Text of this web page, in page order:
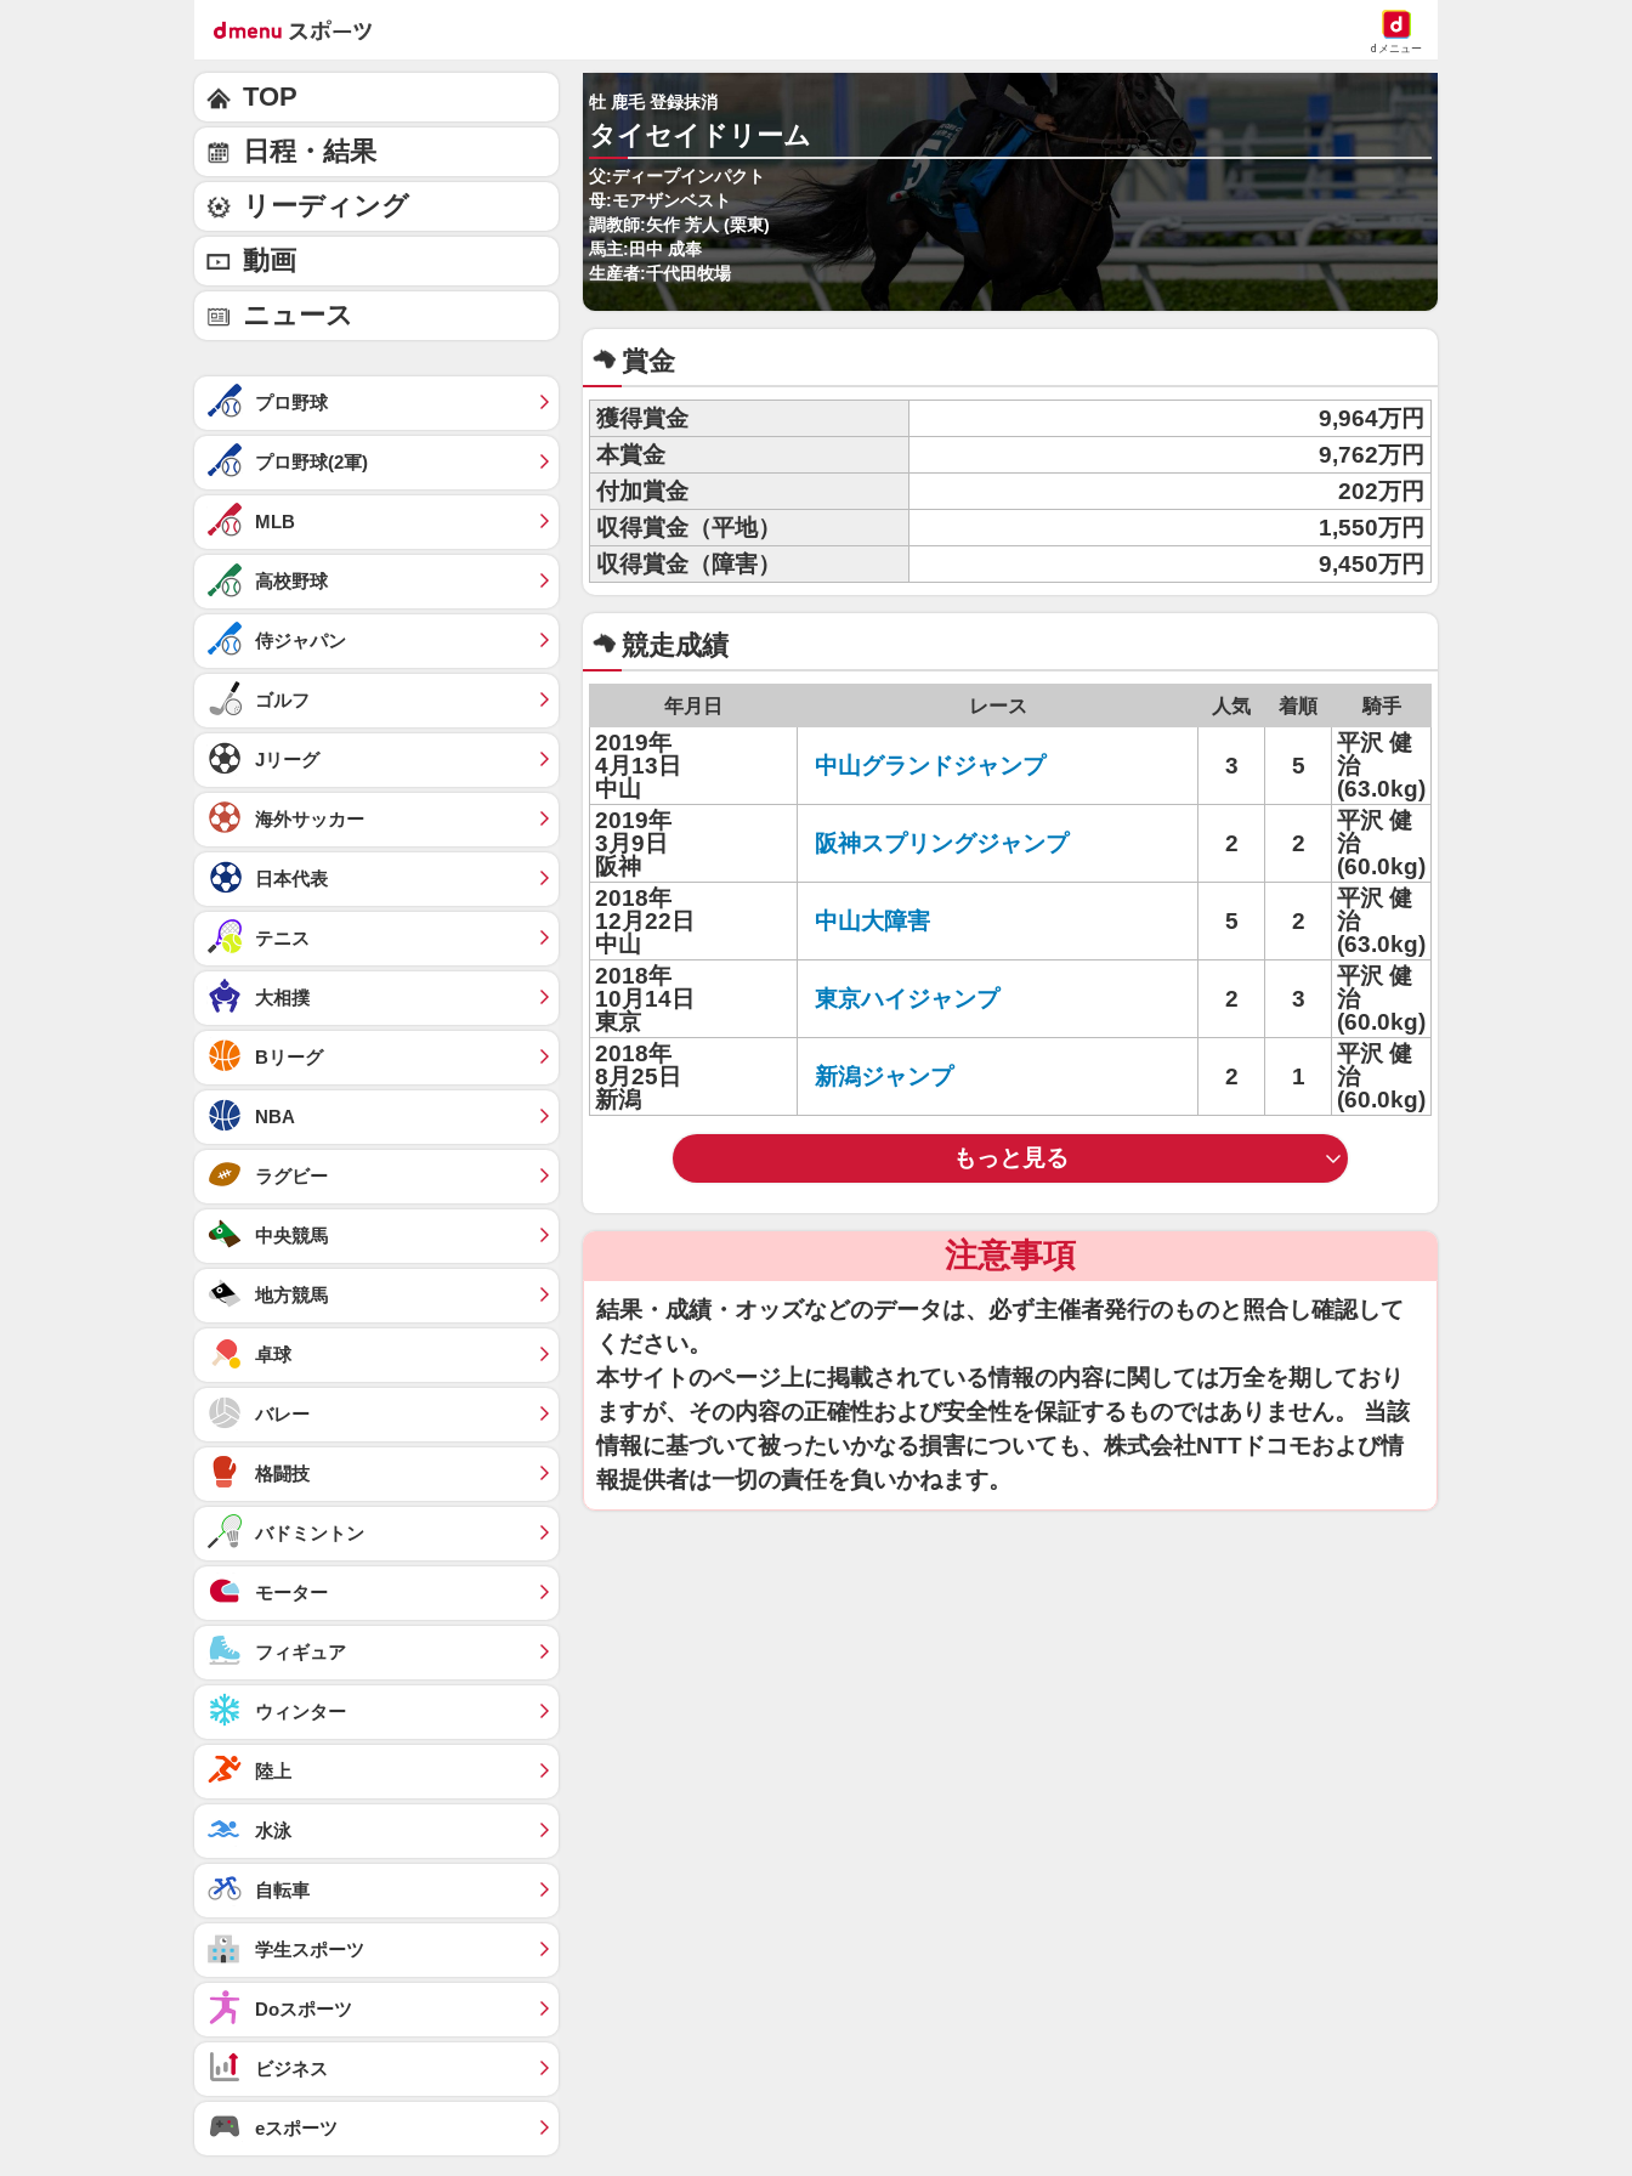
dメニュー
牡 鹿毛 登録抹消
タイセイドリーム
父:ディープインパクト
母:モアザンベスト
調教師:矢作 芳人 (栗東)
馬主:田中 成奉
生産者:千代田牧場
賞金
獲得賞金
9,964万円
本賞金
9,762万円
付加賞金
202万円
収得賞金（平地）
1,550万円
収得賞金（障害）
9,450万円
競走成績
年月日 レース 人気 着順 騎手
2019年
4月13日
中山
中山グランドジャンプ 3 5
平沢 健
治
(63.0kg)
2019年
3月9日
阪神
阪神スプリングジャンプ 2 2
平沢 健
治
(60.0kg)
2018年
12月22日
中山
中山大障害 5 2
平沢 健
治
(63.0kg)
2018年
10月14日
東京
東京ハイジャンプ 2 3
平沢 健
治
(60.0kg)
2018年
8月25日
新潟
新潟ジャンプ 2 1
平沢 健
治
(60.0kg)
もっと見る
注意事項
結果・成績・オッズなどのデータは、必ず主催者発行のものと照合し確認して
ください。
本サイトのページ上に掲載されている情報の内容に関しては万全を期しており
ますが、その内容の正確性および安全性を保証するものではありません。 当該
情報に基づいて被ったいかなる損害についても、株式会社NTTドコモおよび情
報提供者は一切の責任を負いかねます。
TOP
日程・結果
リーディング
動画
ニュース
プロ野球
プロ野球(2軍)
MLB
高校野球
侍ジャパン
ゴルフ
Jリーグ
海外サッカー
日本代表
テニス
大相撲
Bリーグ
NBA
ラグビー
中央競馬
地方競馬
卓球
バレー
格闘技
バドミントン
モーター
フィギュア
ウィンター
陸上
水泳
自転車
学生スポーツ
Doスポーツ
ビジネス
eスポーツ